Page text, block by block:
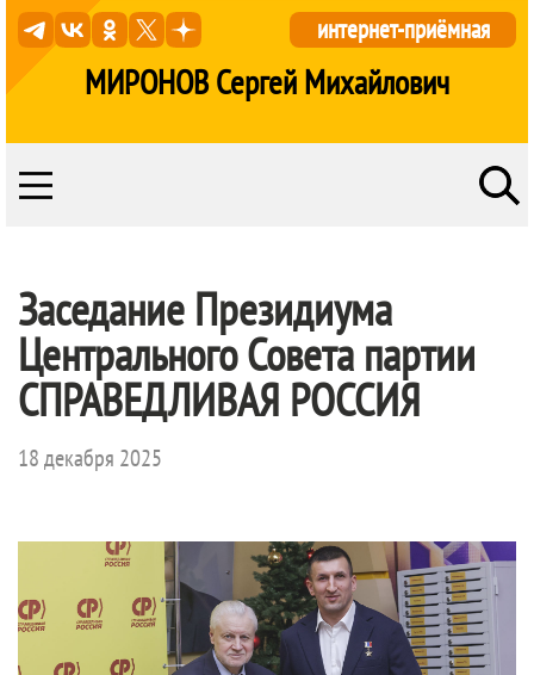
МИРОНОВ Сергей Михайлович
интернет-приёмная
Заседание Президиума
Центрального Совета партии
СПРАВЕДЛИВАЯ РОССИЯ
18 декабря 2025